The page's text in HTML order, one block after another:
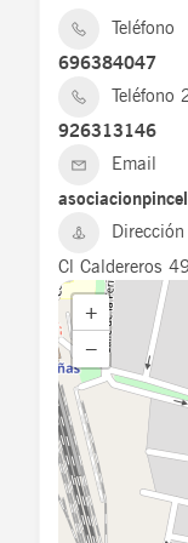
Teléfono
696384047
Teléfono
926313146
Email
Cl Caldereros
+
−